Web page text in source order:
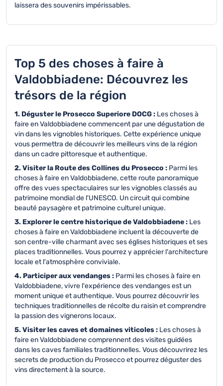
laissera des souvenirs impérissables.
Top 5 des choses à faire à
Valdobbiadene: Découvrez les
trésors de la région
1. Déguster le Prosecco Superiore DOCG : Les choses à
faire en Valdobbiadene commencent par une dégustation de
vin dans les vignobles historiques. Cette expérience unique
vous permettra de découvrir les meilleurs vins de la région
dans un cadre pittoresque et authentique.
2. Visiter la Route des Collines du Prosecco : Parmi les
choses à faire en Valdobbiadene, cette route panoramique
offre des vues spectaculaires sur les vignobles classés au
patrimoine mondial de l'UNESCO. Un circuit qui combine
beauté paysagère et patrimoine culturel unique.
3. Explorer le centre historique de Valdobbiadene : Les
choses à faire en Valdobbiadene incluent la découverte de
son centre-ville charmant avec ses églises historiques et ses
places traditionnelles. Vous pourrez y apprécier l'architecture
locale et l'atmosphère conviviale.
4. Participer aux vendanges : Parmi les choses à faire en
Valdobbiadene, vivre l'expérience des vendanges est un
moment unique et authentique. Vous pourrez découvrir les
techniques traditionnelles de récolte du raisin et comprendre
la passion des vignerons locaux.
5. Visiter les caves et domaines viticoles : Les choses à
faire en Valdobbiadene comprennent des visites guidées
dans les caves familiales traditionnelles. Vous découvrirez les
secrets de production du Prosecco et pourrez déguster des
vins directement à la source.